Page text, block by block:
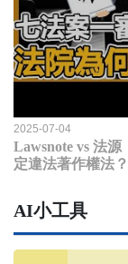
2025-07-04
Lawsnote vs 法
定違法著作權法？
AI小工具